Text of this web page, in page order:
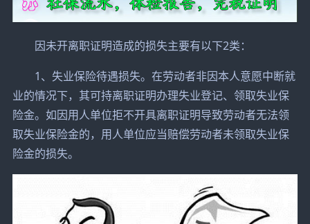
因未开离职证明造成的损失主要有以下2类：
1、失业保险待遇损失。在劳动者非因本人意愿中断就
业的情况下，其可持离职证明办理失业登记、领取失业保
险金。如因用人单位拒不开具离职证明导致劳动者无法领
取失业保险金的，用人单位应当赔偿劳动者未领取失业保
险金的损失。